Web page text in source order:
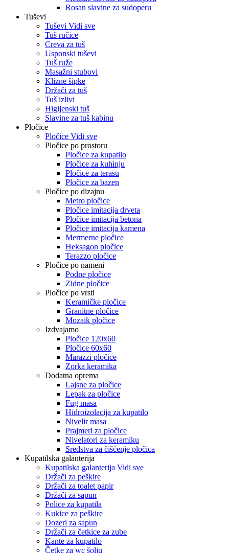
Rosan slavine za sudoperu
Tuševi
Tuševi Vidi sve
Tuš ručice
Creva za tuš
Usponski tuševi
Tuš ruže
Masažni stubovi
Klizne šipke
Držači za tuš
Tuš izlivi
Higijenski tuš
Slavine za tuš kabinu
Pločice
Pločice Vidi sve
Pločice po prostoru
Pločice za kupatilo
Pločice za kuhinju
Pločice za terasu
Pločice za bazen
Pločice po dizajnu
Metro pločice
Pločice imitacija drveta
Pločice imitacija betona
Pločice imitacija kamena
Mermerne pločice
Heksagon pločice
Terazzo pločice
Pločice po nameni
Podne pločice
Zidne pločice
Pločice po vrsti
Keramičke pločice
Granitne pločice
Mozaik pločice
Izdvajamo
Pločice 120x60
Pločice 60x60
Marazzi pločice
Zorka keramika
Dodatna oprema
Lajsne za pločice
Lepak za pločice
Fug masa
Hidroizolacija za kupatilo
Nivelir masa
Prajmeri za pločice
Nivelatori za keramiku
Sredstva za čišćenje pločica
Kupatilska galanterija
Kupatilska galanterija Vidi sve
Držači za peškire
Držači za toalet papir
Držači za sapun
Police za kupatila
Kukice za peškire
Dozeri za sapun
Držači za četkice za zube
Kante za kupatilo
Četke za wc šolju